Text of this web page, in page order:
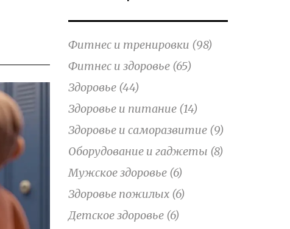
Фитнес и тренировки (98)
Фитнес и здоровье (65)
Здоровье (44)
Здоровье и питание (14)
Здоровье и саморазвитие (9)
Оборудование и гаджеты (8)
Мужское здоровье (6)
Здоровье пожилых (6)
Детское здоровье (6)